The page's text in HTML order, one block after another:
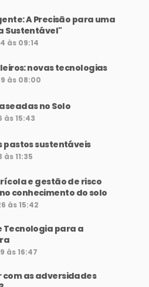
A Precisão para uma
Sustentável"
às 09:14
novas tecnologias
às 08:00
no Solo
às 15:43
pastos sustentáveis
11:35
e gestão de risco
conhecimento do solo
às 15:42
Tecnologia para a
às 16:47
com as adversidades